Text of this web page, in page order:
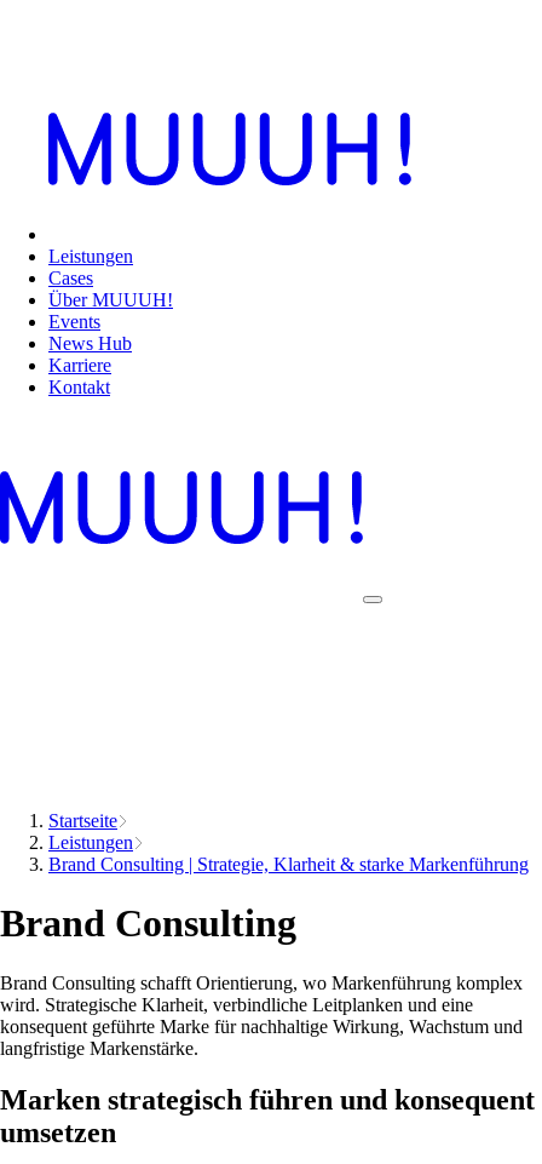
Leistungen
Cases
Über MUUUH!
Events
News Hub
Karriere
Kontakt
Startseite
Leistungen
Brand Consulting | Strategie, Klarheit & starke Markenführung
Brand Consulting
Brand Consulting schafft Orientierung, wo Markenführung komplex
wird. Strategische Klarheit, verbindliche Leitplanken und eine
konsequent geführte Marke für nachhaltige Wirkung, Wachstum und
langfristige Markenstärke.
Marken strategisch führen und konsequent
umsetzen